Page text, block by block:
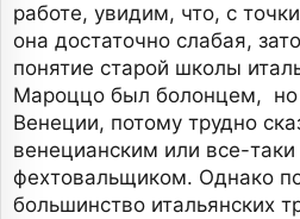
работе, увидим, что, с
она достаточно слабая,
понятие старой школы
Мароццо был болонцем, но
Венеции, потому трудно
венецианским или все-
фехтовальщиком. Однако
большинство итальянских